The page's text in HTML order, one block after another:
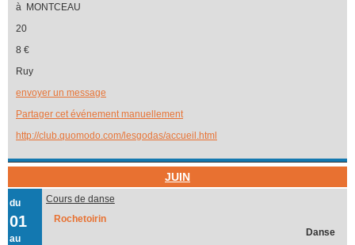
à MONTCEAU
20
8 €
Ruy
envoyer un message
Partager cet événement manuellement
http://club.quomodo.com/lesgodas/accueil.html
JUIN
du
01
au
Cours de danse
Rochetoirin
Danse